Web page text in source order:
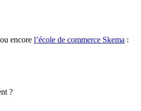
ou encore l’école de commerce Skema :
?